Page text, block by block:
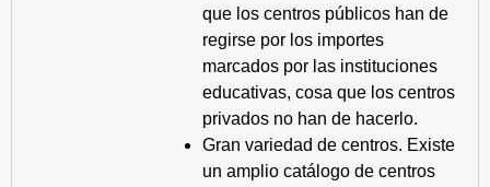
que los centros públicos han de
regirse por los importes
marcados por las instituciones
educativas, cosa que los centros
privados no han de hacerlo.
Gran variedad de centros. Existe
un amplio catálogo de centros